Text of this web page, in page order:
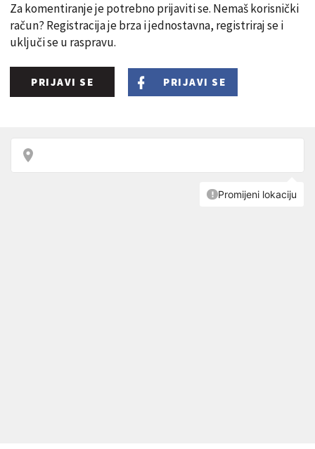
Za komentiranje je potrebno prijaviti se. Nemaš korisnički
račun? Registracija je brza i jednostavna, registriraj se i
uključi se u raspravu.
PRIJAVI SE PRIJAVI SE